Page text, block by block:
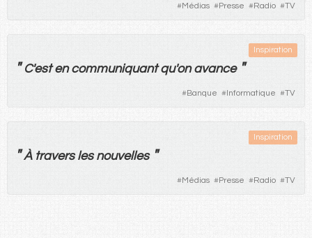
#Médias #Presse #Radio #TV
Inspiration
"C'est en communiquantqu'on avance "
#Banque #Informatique #TV
Inspiration
" À travers les nouvelles "
#Médias #Presse #Radio #TV